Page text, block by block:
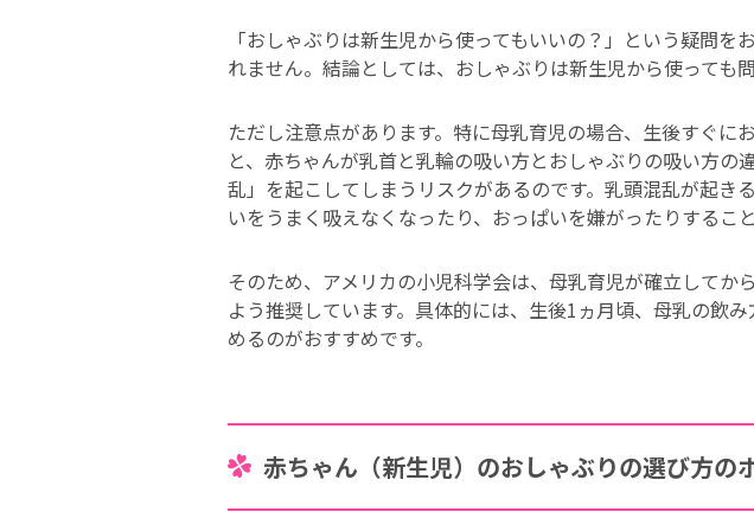
「おしゃぶりは新生児から使ってもいいの？」という疑問を
れません。結論としては、おしゃぶりは新生児から使っても
ただし注意点があります。特に母乳育児の場合、生後すぐに
と、赤ちゃんが乳首と乳輪の吸い方とおしゃぶりの吸い方の
乱」を起こしてしまうリスクがあるのです。乳頭混乱が起き
いをうまく吸えなくなったり、おっぱいを嫌がったりすること
そのため、アメリカの小児科学会は、母乳育児が確立してか
よう推奨しています。具体的には、生後1ヵ月頃、母乳の飲
めるのがおすすめです。
赤ちゃん（新生児）のおしゃぶりの選び方の